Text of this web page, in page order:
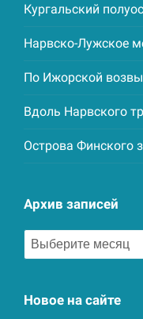
Кургальский
Нарвско-Лужское
По Ижорской
Вдоль Нарвского
Острова Финского
Архив записей
Архив
записей
Новое на сайте